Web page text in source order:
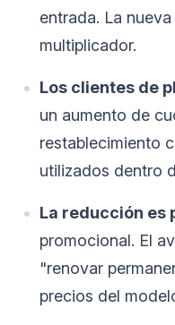
entrada. La
multiplicador.
Los clientes de
un aumento de
restablecimiento
utilizados dentro
La reducción es
promocional. El
"renovar
precios del